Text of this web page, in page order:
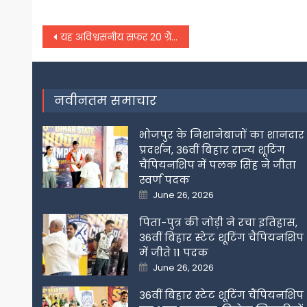
Post
navigation
यह अविश्वसनीय सफर 20 ग्रैंड स्लैम पर नहीं रूकेगा : जोकोविच
नवीनतम समाचार
भोजपुर के निशानेबाजों का शानदार
प्रदर्शन, 36वीं बिहार राज्य शूटिंग
चैंपियनशिप में पलक सिंह ने जीता
स्वर्ण पदक
Posted
on
June 26, 2026
पिता-पुत्र की जोड़ी ने रचा इतिहास,
36वीं बिहार स्टेट शूटिंग चैंपियनशिप
में जीते 11 पदक
Posted
on
June 26, 2026
36वीं बिहार स्टेट शूटिंग चैंपियनशिप